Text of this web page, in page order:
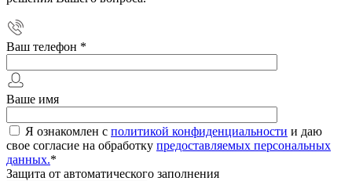
Ваш телефон *
Ваше имя
Я ознакомлен с политикой конфиденциальности и даю
свое согласие на обработку предоставляемых персональных
данных.*
Защита от автоматического заполнения